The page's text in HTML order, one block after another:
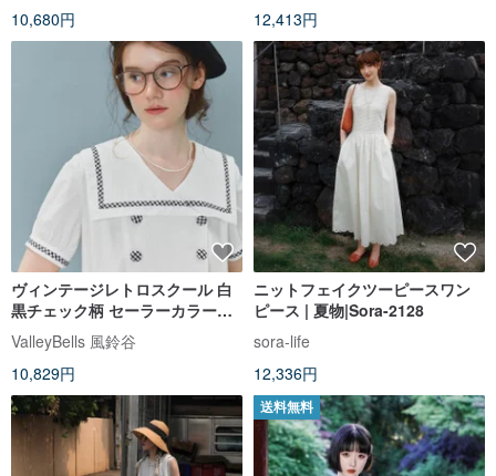
10,680円
12,413円
ヴィンテージレトロスクール 白
黒チェック柄 セーラーカラーの
ドレス 秋物ワンピース
ValleyBells 風鈴谷
10,829円
ニットフェイクツーピースワン
ピース | 夏物|Sora-2128
sora-life
12,336円
送料無料